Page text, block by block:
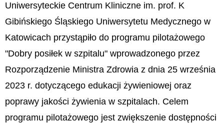
Uniwersyteckie Centrum Kliniczne im. prof. K
Gibińskiego Śląskiego Uniwersytetu Medycznego w
Katowicach przystąpiło do programu pilotażowego
"Dobry posiłek w szpitalu" wprowadzonego przez
Rozporządzenie Ministra Zdrowia z dnia 25 września
2023 r. dotyczącego edukacji żywieniowej oraz
poprawy jakości żywienia w szpitalach. Celem
programu pilotażowego jest zwiększenie dostępności